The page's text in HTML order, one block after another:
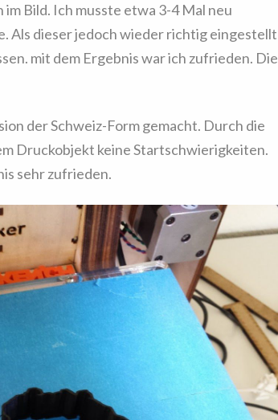
Bild. Ich musste etwa 3-4 Mal neu
Als dieser jedoch wieder richtig eingestellt
mit dem Ergebnis war ich zufrieden. Die
der Schweiz-Form gemacht. Durch die
Druckobjekt keine Startschwierigkeiten.
sehr zufrieden.